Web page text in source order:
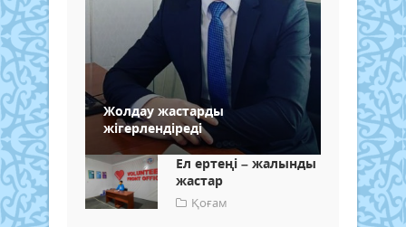
Жолдау жастарды
жігерлендіреді
Ел ертеңі – жалынды
жастар
Қоғам